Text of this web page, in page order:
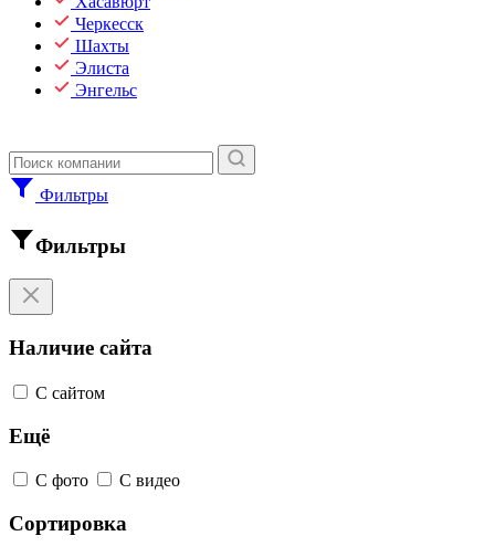
Черкесск
Шахты
Элиста
Энгельс
Фильтры
Фильтры
Наличие сайта
С сайтом
Ещё
С фото С видео
Сортировка